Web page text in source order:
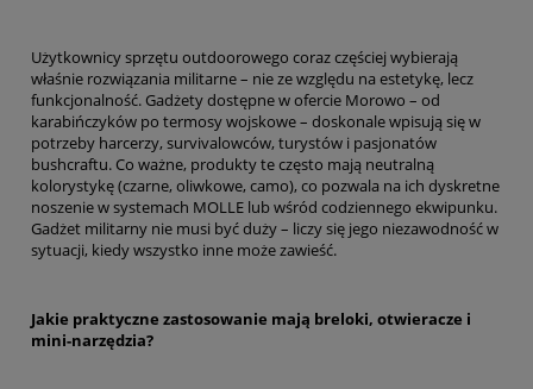
Użytkownicy sprzętu outdoorowego coraz częściej wybierają
właśnie rozwiązania militarne – nie ze względu na estetykę, lecz
funkcjonalność. Gadżety dostępne w ofercie Morowo – od
karabińczyków po termosy wojskowe – doskonale wpisują się w
potrzeby harcerzy, survivalowców, turystów i pasjonatów
bushcraftu. Co ważne, produkty te często mają neutralną
kolorystykę (czarne, oliwkowe, camo), co pozwala na ich dyskretne
noszenie w systemach MOLLE lub wśród codziennego ekwipunku.
Gadżet militarny nie musi być duży – liczy się jego niezawodność w
sytuacji, kiedy wszystko inne może zawieść.
Jakie praktyczne zastosowanie mają breloki, otwieracze i
mini-narzędzia?